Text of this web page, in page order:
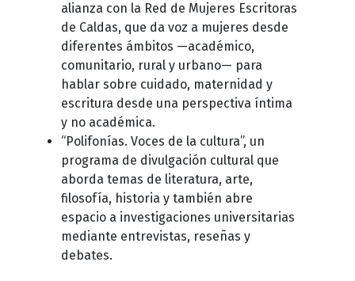
alianza con la Red de Mujeres Escritoras
de Caldas, que da voz a mujeres desde
diferentes ámbitos —académico,
comunitario, rural y urbano— para
hablar sobre cuidado, maternidad y
escritura desde una perspectiva íntima
y no académica.
“Polifonías. Voces de la cultura”, un
programa de divulgación cultural que
aborda temas de literatura, arte,
filosofía, historia y también abre
espacio a investigaciones universitarias
mediante entrevistas, reseñas y
debates.